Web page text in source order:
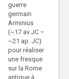
guerre
germain
Arminius
(~17 av JC –
~21 ap. JC)
pour réaliser
une fresque
sur la Rome
antique à